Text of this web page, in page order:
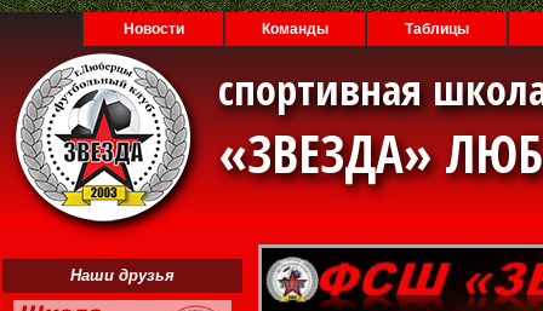
Новости Команды Таблицы
спортивная
«ЗВЕЗДА»
Наши друзья